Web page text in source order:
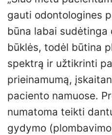
gauti odontologines
būna labai sudėtinga
būklės, todėl būtina
spektrą ir užtikrinti
prieinamumą,
paciento namuose.
numatoma teikti
gydymo